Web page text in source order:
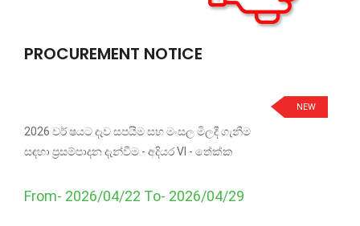
PROCUREMENT NOTICE
NEW
2026 වර් ෂයට දැව සපයීම සහ මංසල මිලදී ගැනීම
සඳහා ප්‍රසම්පාදන දැන්වීම - අදියර VI - තේක්ක
From- 2026/04/22 To- 2026/04/29